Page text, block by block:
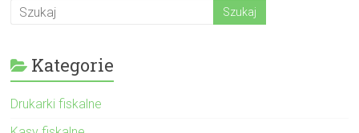
Kategorie
Drukarki fiskalne